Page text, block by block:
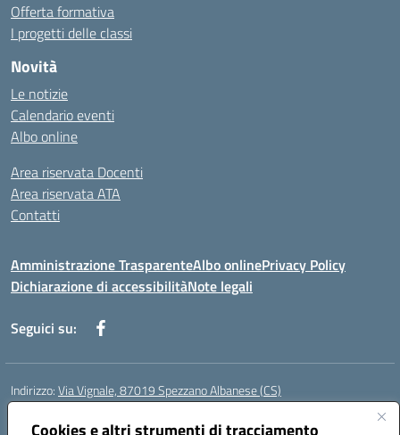
Cookies e altri strumenti di tracciamento
Offerta formativa
I progetti delle classi
Novità
Le notizie
Calendario eventi
Albo online
Area riservata Docenti
Area riservata ATA
Contatti
Amministrazione TrasparenteAlbo onlinePrivacy Policy
Dichiarazione di accessibilitàNote legali
Seguici su:
Indirizzo:Via Vignale, 87019 Spezzano Albanese (CS)
Centralino:
Posta elettronica certificata (PEC):csic878003@pec.istruzione.it